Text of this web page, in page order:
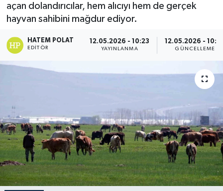
açan dolandırıcılar, hem alıcıyı hem de gerçek
hayvan sahibini mağdur ediyor.
HATEM POLAT
EDITÖR
12.05.2026 - 10:23
YAYINLANMA
12.05.2026 -
GÜNCELLEME